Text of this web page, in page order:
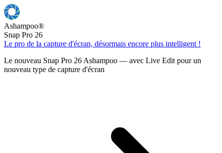
Ashampoo®
Snap Pro 26
Le pro de la capture d'écran, désormais encore plus intelligent !
Le nouveau Snap Pro 26 Ashampoo — avec Live Edit pour un
nouveau type de capture d'écran